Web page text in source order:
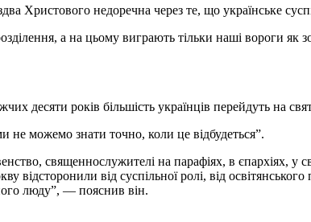
Христового недоречна через те, що українське
а на цьому виграють тільки наші вороги як
років більшість українців перейдуть на
не можемо знати точно, коли це відбудеться”.
священнослужителі на парафіях, в єпархіях, у
відсторонили від суспільної ролі, від
люду”, — пояснив він.